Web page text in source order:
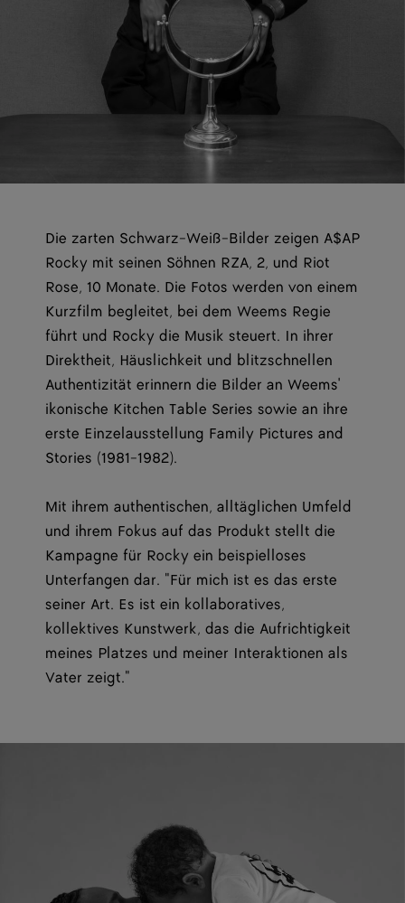
Die zarten Schwarz-Weiß-Bilder zeigen A$AP
Rocky mit seinen Söhnen RZA, 2, und Riot
Rose, 10 Monate. Die Fotos werden von einem
Kurzfilm begleitet, bei dem Weems Regie
führt und Rocky die Musik steuert. In ihrer
Direktheit, Häuslichkeit und blitzschnellen
Authentizität erinnern die Bilder an Weems'
ikonische Kitchen Table Series sowie an ihre
erste Einzelausstellung Family Pictures and
Stories (1981-1982).
Mit ihrem authentischen, alltäglichen Umfeld
und ihrem Fokus auf das Produkt stellt die
Kampagne für Rocky ein beispielloses
Unterfangen dar. "Für mich ist es das erste
seiner Art. Es ist ein kollaboratives,
kollektives Kunstwerk, das die Aufrichtigkeit
meines Platzes und meiner Interaktionen als
Vater zeigt."